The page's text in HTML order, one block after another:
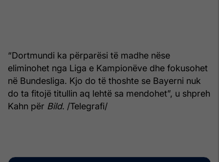
“Dortmundi ka përparësi të madhe nëse
eliminohet nga Liga e Kampionëve dhe fokusohet
në Bundesliga. Kjo do të thoshte se Bayerni nuk
do ta fitojë titullin aq lehtë sa mendohet”, u shpreh
Kahn për Bild. /Telegrafi/